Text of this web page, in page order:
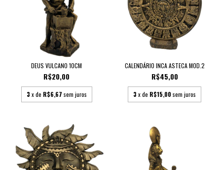
DEUS VULCANO 10CM
R$20,00
3 x de R$6,67 sem juros
CALENDÁRIO INCA ASTECA MOD.2
R$45,00
3 x de R$15,00 sem juros